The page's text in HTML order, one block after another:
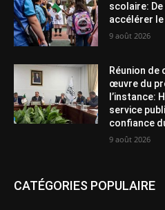
scolaire:
accélérer
9 août 2026
Réunion de
œuvre du
l’instance:
service
confiance
9 août 2026
CATÉGORIES POPULAIRE